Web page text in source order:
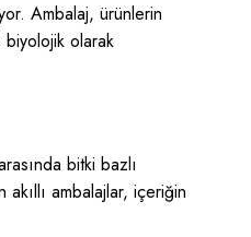
Ambalaj, ürünlerin
biyolojik olarak
bitki bazlı
ambalajlar, içeriğin